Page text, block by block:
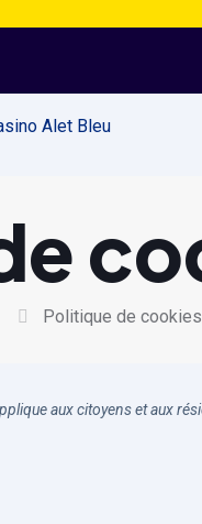
Politique de cookies
aux citoyens et aux